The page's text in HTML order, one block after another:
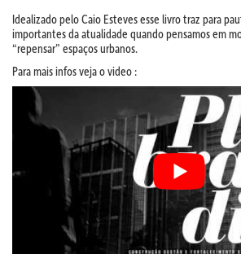
Idealizado pelo Caio Esteves esse livro traz para
importantes da atualidade quando pensamos em
“repensar” espaços urbanos.
Para mais infos veja o video :